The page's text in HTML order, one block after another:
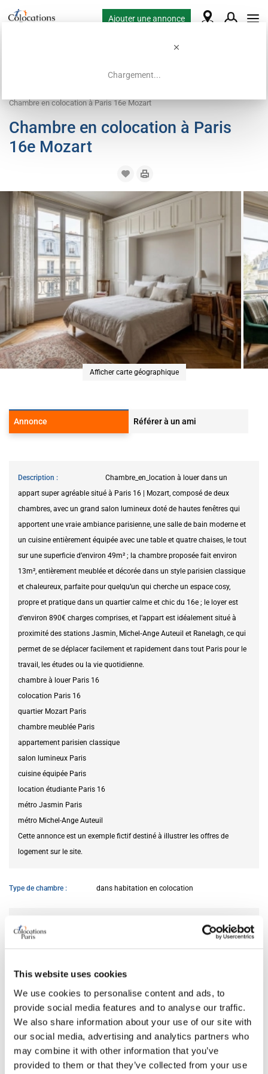
This website uses cookies
We use cookies to personalise content and ads, to
provide social media features and to analyse our traffic.
We also share information about your use of our site with
our social media, advertising and analytics partners who
may combine it with other information that you’ve
provided to them or that they’ve collected from your use
Chargement...
Ajouter une annonce
Chambre en colocation à Paris 16e Mozart
Chambre en colocation à Paris
16e Mozart
Afficher carte géographique
Annonce Référer à un ami
Description
Chambre_en_location à louer dans un
appart super agréable situé à Paris 16 | Mozart, composé de deux
chambres, avec un grand salon lumineux doté de hautes fenêtres qui
apportent une vraie ambiance parisienne, une salle de bain moderne et
un cuisine entièrement équipée avec une table et quatre chaises, le tout
sur une superficie d’environ 49m² ; la chambre proposée fait environ
13m², entièrement meublée et décorée dans un style parisien classique
et chaleureux, parfaite pour quelqu’un qui cherche un espace cosy,
propre et pratique dans un quartier calme et chic du 16e ; le loyer est
d’environ 890€ charges comprises, et l’appart est idéalement situé à
proximité des stations Jasmin, Michel‑Ange Auteuil et Ranelagh, ce qui
permet de se déplacer facilement et rapidement dans tout Paris pour le
travail, les études ou la vie quotidienne.
chambre à louer Paris 16
colocation Paris 16
quartier Mozart Paris
chambre meublée Paris
appartement parisien classique
salon lumineux Paris
cuisine équipée Paris
location étudiante Paris 16
métro Jasmin Paris
métro Michel-Ange Auteuil
Cette annonce est un exemple fictif destiné à illustrer les offres de
logement sur le site.
Type de chambre dans habitation en colocation
Dépôt de garantie
1,780 €
13.06.2026